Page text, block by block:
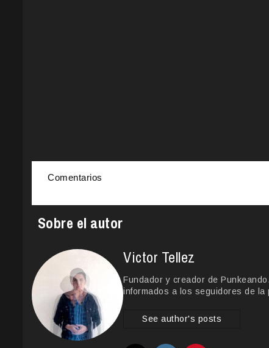
Comentarios
Sobre el autor
Victor Tellez
Fundador y creador de
informados a los seguidores de la
See author's posts